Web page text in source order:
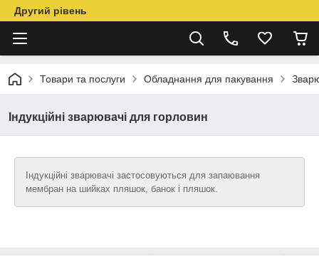
Другий рівень
Товари та послуги Обладнання для пакування
Індукційні зварювачі для горловин
Індукційні зварювачі застосовуються для запаювання
мембран на шийках пляшок, банок і пляшок.